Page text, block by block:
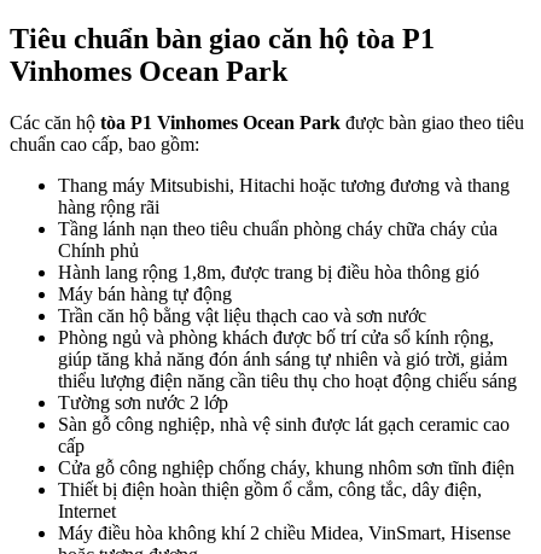
Tiêu chuẩn bàn giao căn hộ tòa P1
Vinhomes Ocean Park
Các căn hộ tòa P1 Vinhomes Ocean Park được bàn giao theo tiêu
chuẩn cao cấp, bao gồm:
Thang máy Mitsubishi, Hitachi hoặc tương đương và thang
hàng rộng rãi
Tầng lánh nạn theo tiêu chuẩn phòng cháy chữa cháy của
Chính phủ
Hành lang rộng 1,8m, được trang bị điều hòa thông gió
Máy bán hàng tự động
Trần căn hộ bằng vật liệu thạch cao và sơn nước
Phòng ngủ và phòng khách được bố trí cửa sổ kính rộng,
giúp tăng khả năng đón ánh sáng tự nhiên và gió trời, giảm
thiểu lượng điện năng cần tiêu thụ cho hoạt động chiếu sáng
Tường sơn nước 2 lớp
Sàn gỗ công nghiệp, nhà vệ sinh được lát gạch ceramic cao
cấp
Cửa gỗ công nghiệp chống cháy, khung nhôm sơn tĩnh điện
Thiết bị điện hoàn thiện gồm ổ cắm, công tắc, dây điện,
Internet
Máy điều hòa không khí 2 chiều Midea, VinSmart, Hisense